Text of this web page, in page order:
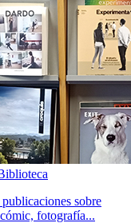
sobre
fotografía...